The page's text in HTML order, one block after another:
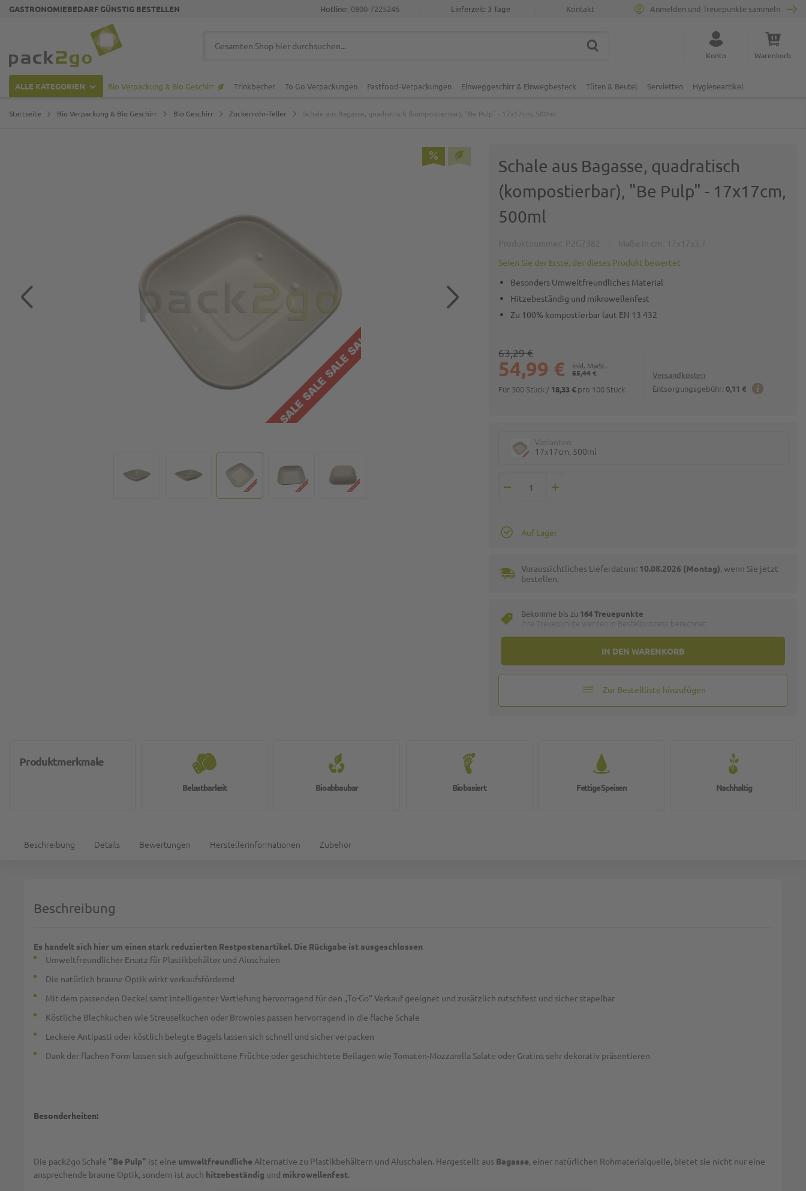
GASTRONOMIEBEDARF GÜNSTIG BESTELLEN Kontakt
Lieferzeit: 3 Tage
Hotline: 0800-7225246 Anmelden und Treuepunkte sammeln
Suche schließen
SUCHE Konto Warenkorb
ALLE KATEGORIEN Bio Verpackung & Bio Geschirr Trinkbecher To Go Verpackungen Fastfood-Verpackungen Einweggeschirr & Einwegbesteck Tüten & Beutel Servietten Hygieneartikel
Startseite Bio Verpackung & Bio Geschirr Bio Geschirr Zuckerrohr-Teller Schale aus Bagasse, quadratisch (kompostierbar), "Be Pulp" - 17x17cm, 500ml
Schale aus Bagasse, quadratisch
(kompostierbar), "Be Pulp" - 17x17cm,
500ml
Seien Sie der Erste, der dieses Produkt bewertet
Besonders Umweltfreundliches Material
Hitzebeständig und mikrowellenfest
Zu 100% kompostierbar laut EN 13 432
Versandkosten
Entsorgungsgebühr: 0,11 €
65,44 €
54,99 €
63,29 €
Für 300 Stück / 18,33 € pro 100 Stück
17x17cm, 500ml
IN DEN WARENKORB
Auf Lager
Voraussichtliches Lieferdatum: 10.08.2026 (Montag), wenn Sie jetzt
bestellen.
Bekomme bis zu 164 Treuepunkte
Zur Bestellliste hinzufügen
Produktmerkmale
Belastbarkeit Bioabbaubar Biobasiert Fettige Speisen Nachhaltig
Beschreibung Details Bewertungen Herstellerinformationen Zubehör
Beschreibung
Es handelt sich hier um einen stark reduzierten Restpostenartikel. Die Rückgabe ist ausgeschlossen
Umweltfreundlicher Ersatz für Plastikbehälter und Aluschalen
Die natürlich braune Optik wirkt verkaufsfördernd
Mit dem passenden Deckel samt intelligenter Vertiefung hervorragend für den „To-Go“ Verkauf geeignet und zusätzlich rutschfest und sicher stapelbar
Köstliche Blechkuchen wie Streuselkuchen oder Brownies passen hervorragend in die flache Schale
Leckere Antipasti oder köstlich belegte Bagels lassen sich schnell und sicher verpacken
Dank der flachen Form lassen sich aufgeschnittene Früchte oder geschichtete Beilagen wie Tomaten-Mozzarella Salate oder Gratins sehr dekorativ präsentieren
Besonderheiten:
Die pack2go Schale "Be Pulp" ist eine umweltfreundliche Alternative zu Plastikbehältern und Aluschalen. Hergestellt aus Bagasse, einer natürlichen Rohmaterialquelle, bietet sie nicht nur eine
ansprechende braune Optik, sondern ist auch hitzebeständig und mikrowellenfest.